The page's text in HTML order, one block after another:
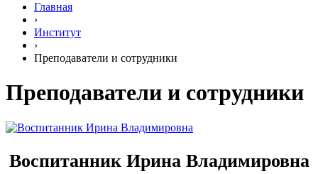
Главная
›
Институт
›
Преподаватели и сотрудники
Преподаватели и сотрудники
Воспитанник Ирина Владимировна